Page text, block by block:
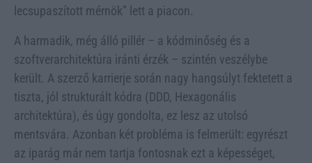
lecsupaszított mérnök” lett a piacon.
A harmadik, még álló pillér – a kódminőség és a
szoftverarchitektúra iránti érzék – szintén veszélybe
került. A szerző karrierje során nagy hangsúlyt fektetett a
tiszta, jól strukturált kódra (DDD, Hexagonális
architektúra), és úgy gondolta, ez lesz az utolsó
mentsvára. Azonban két probléma is felmerült: egyrészt
az iparág már nem tartja fontosnak ezt a képességet,